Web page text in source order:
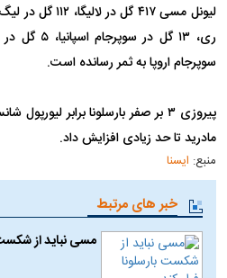
سوپرجام اروپا به ثمر رسانده است.
پیروزی ۳ بر صفر بارسلونا برابر
مادرید تا حد زیادی افزایش داد.
منبع: ایسنا
خبر های مرتبط
مسی نباید از شکست